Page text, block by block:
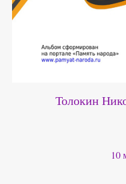
Толокин
10